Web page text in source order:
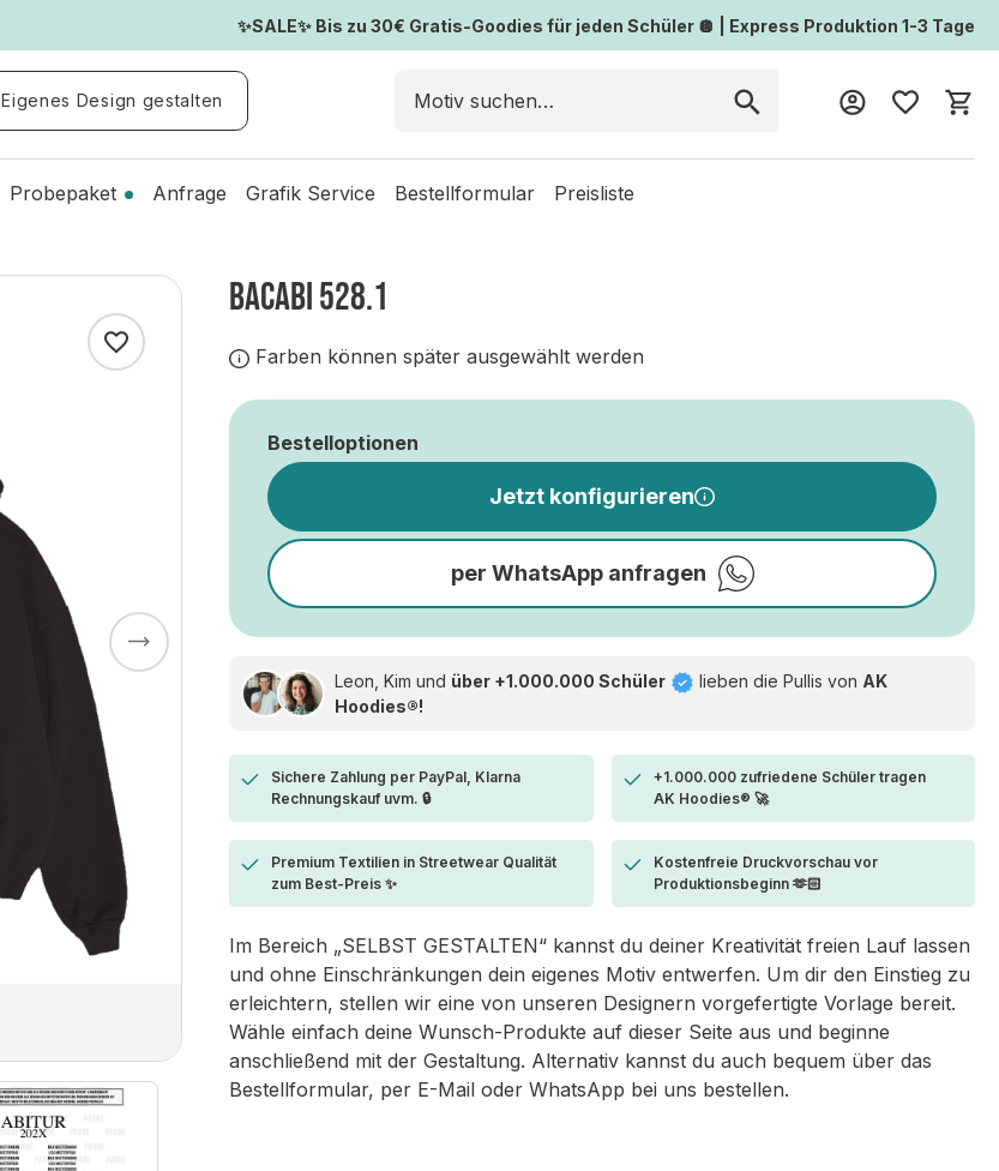
✨SALE✨ Bis zu 30€ Gratis-Goodies für jeden Schüler 🪩 | Express Produktion 1-3 Tage
Eigenes Design gestalten
Probepaket Anfrage Grafik Service Bestellformular Preisliste
BACABI 528.1
Farben können später ausgewählt werden
Bestelloptionen
Jetzt konfigurieren
per WhatsApp anfragen
Leon, Kim und über +1.000.000 Schüler lieben die Pullis von AK
Hoodies®!
Sichere Zahlung per PayPal, Klarna
Rechnungskauf uvm. 🔒
+1.000.000 zufriedene Schüler tragen
AK Hoodies® 🚀
Premium Textilien in Streetwear Qualität
zum Best-Preis ✨
Kostenfreie Druckvorschau vor
Produktionsbeginn 🫶🏻
Im Bereich „SELBST GESTALTEN“ kannst du deiner Kreativität freien Lauf lassen
und ohne Einschränkungen dein eigenes Motiv entwerfen. Um dir den Einstieg zu
erleichtern, stellen wir eine von unseren Designern vorgefertigte Vorlage bereit.
Wähle einfach deine Wunsch-Produkte auf dieser Seite aus und beginne
anschließend mit der Gestaltung. Alternativ kannst du auch bequem über das
Bestellformular, per E-Mail oder WhatsApp bei uns bestellen.